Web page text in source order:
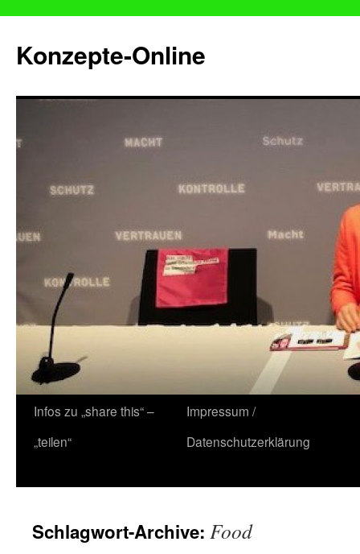
Konzepte-Online
Zum
Inhalt
Infos zu „share this“ –
„teilen“
Impressum /
Datenschutzerklärung
Schlagwort-Archive: Food